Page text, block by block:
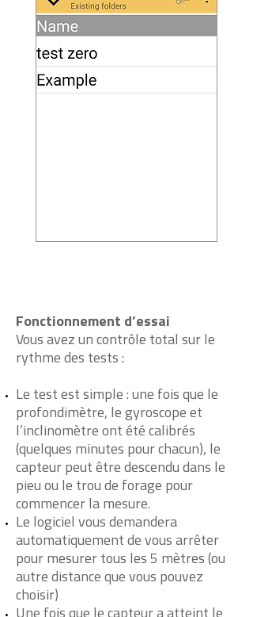
Fonctionnement d’essai
Vous avez un contrôle total sur le
rythme des tests :
Le test est simple : une fois que le
profondimètre, le gyroscope et
l’inclinomètre ont été calibrés
(quelques minutes pour chacun), le
capteur peut être descendu dans le
pieu ou le trou de forage pour
commencer la mesure.
Le logiciel vous demandera
automatiquement de vous arrêter
pour mesurer tous les 5 mètres (ou
autre distance que vous pouvez
choisir)